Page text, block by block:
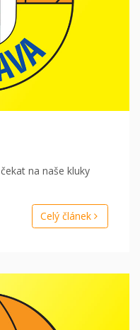
na naše kluky
Celý článek